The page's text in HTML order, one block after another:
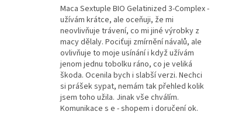
Maca Sextuple BIO Gelatinized 3-Complex -
užívám krátce, ale oceňuji, že mi
neovlivňuje trávení, co mi jiné výrobky z
macy dělaly. Pociťuji zmírnění návalů, ale
ovlivňuje to moje usínání i když užívám
jenom jednu tobolku ráno, co je veliká
škoda. Ocenila bych i slabší verzi. Nechci
si prášek sypat, nemám tak přehled kolik
jsem toho užila. Jinak vše chválím.
Komunikace s e - shopem i doručení ok.